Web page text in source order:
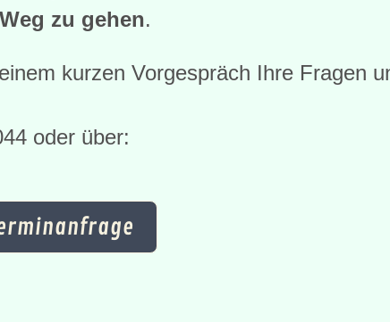
zu gehen.
kurzen Vorgespräch Ihre Fragen
oder über: